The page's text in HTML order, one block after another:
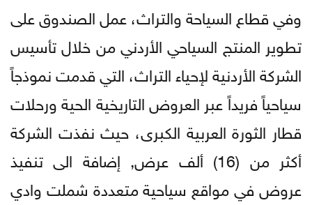
وفي قطاع السياحة والتراث، عمل الصندوق على
تطوير المنتج السياحي الأردني من خلال تأسيس
الشركة الأردنية لإحياء التراث، التي قدمت نموذجاً
سياحياً فريداً عبر العروض التاريخية الحية ورحلات
قطار الثورة العربية الكبرى، حيث نفذت الشركة
أكثر من (16) ألف عرض, إضافة الى تنفيذ
عروض في مواقع سياحية متعددة شملت وادي